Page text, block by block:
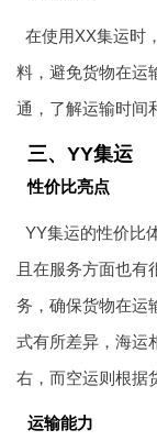
在使用XX集运时
料，避免货物在运
通，了解运输时间
三、YY集运
性价比亮点
YY集运的性价比
且在服务方面也有
务，确保货物在运
式有所差异，海运
右，而空运则根据
运输能力